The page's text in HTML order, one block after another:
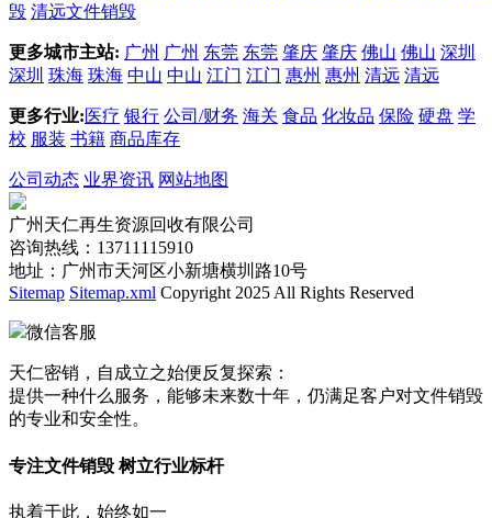
毁 清远文件销毁
更多城市主站: 广州 广州 东莞 东莞 肇庆 肇庆 佛山 佛山 深圳
深圳 珠海 珠海 中山 中山 江门 江门 惠州 惠州 清远 清远
更多行业: 医疗 银行 公司/财务 海关 食品 化妆品 保险 硬盘 学
校 服装 书籍 商品库存
公司动态 业界资讯 网站地图
广州天仁再生资源回收有限公司
咨询热线：13711115910
地址：广州市天河区小新塘横圳路10号
Sitemap Sitemap.xml Copyright 2025 All Rights Reserved
微信客服
天仁密销，自成立之始便反复探索：
提供一种什么服务，能够未来数十年，仍满足客户对文件销毁
的专业和安全性。
专注文件销毁 树立行业标杆
执着于此，始终如一